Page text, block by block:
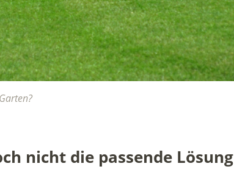
nicht die passende Lösung